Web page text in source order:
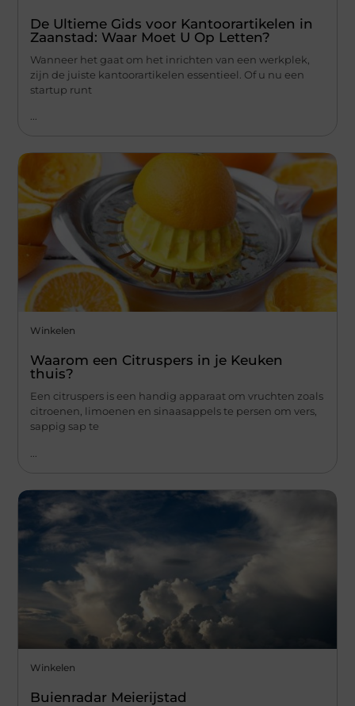
De Ultieme Gids voor Kantoorartikelen in
Zaanstad: Waar Moet U Op Letten?
Wanneer het gaat om het inrichten van een werkplek,
zijn de juiste kantoorartikelen essentieel. Of u nu een
startup runt
Winkelen
Waarom een Citruspers in je Keuken
thuis?
Een citruspers is een handig apparaat om vruchten zoals
citroenen, limoenen en sinaasappels te persen om vers,
sappig sap te
Winkelen
Buienradar Meierijstad